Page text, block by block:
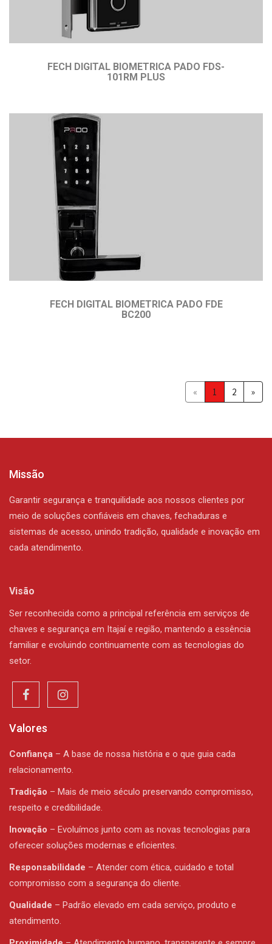
FECH DIGITAL BIOMETRICA PADO FDS-
101RM PLUS
FECH DIGITAL BIOMETRICA PADO FDE
BC200
« 1 2 »
Missão
Garantir segurança e tranquilidade aos nossos clientes por
meio de soluções confiáveis em chaves, fechaduras e
sistemas de acesso, unindo tradição, qualidade e inovação em
cada atendimento.
Visão
Ser reconhecida como a principal referência em serviços de
chaves e segurança em Itajaí e região, mantendo a essência
familiar e evoluindo continuamente com as tecnologias do
setor.
Valores
Confiança – A base de nossa história e o que guia cada
relacionamento.
Tradição – Mais de meio século preservando compromisso,
respeito e credibilidade.
Inovação – Evoluímos junto com as novas tecnologias para
oferecer soluções modernas e eficientes.
Responsabilidade – Atender com ética, cuidado e total
compromisso com a segurança do cliente.
Qualidade – Padrão elevado em cada serviço, produto e
atendimento.